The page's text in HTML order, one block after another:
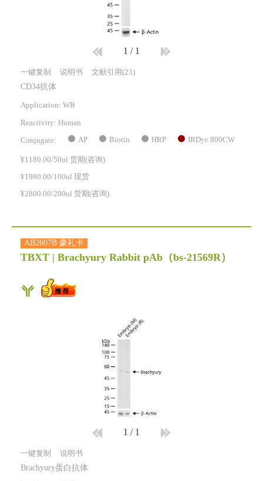
1 / 1
一键复制 说明书 文献引用(23)
CD34抗体
Application: WB
Reactivity: Human
Conjugate: AP Biotin HRP IRDye 800CW
¥1180.00/50ul 货期(咨询)
¥1980.00/100ul 现货
¥2800.00/200ul 货期(咨询)
AB2607B 豪礼卡
TBXT | Brachyury Rabbit pAb （bs-21569R）
1 / 1
一键复制 说明书
Brachyury蛋白抗体